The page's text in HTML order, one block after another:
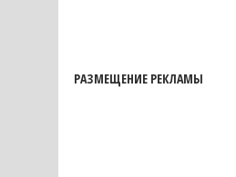
РАЗМЕЩЕНИЕ РЕКЛАМЫ